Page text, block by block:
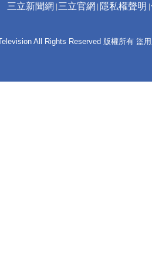
三立新聞網 三立官網 隱私權聲明
All Rights Reserved 版權所有 盜